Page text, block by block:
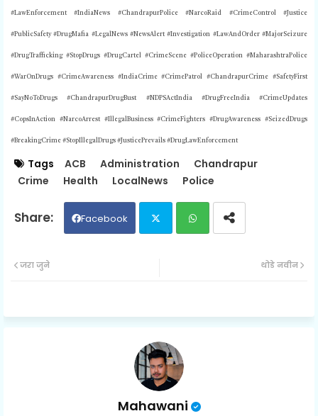
#LawEnforcement #IndiaNews #ChandrapurPolice #NarcoRaid #CrimeControl #Justice
#PublicSafety #DrugMafia #LegalNews #NewsAlert #Investigation #LawAndOrder #MajorSeizure
#DrugTrafficking #StopDrugs #DrugCartel #CrimeScene #PoliceOperation #MaharashtraPolice
#WarOnDrugs #CrimeAwareness #IndiaCrime #CrimePatrol #ChandrapurCrime #SafetyFirst
#SayNoToDrugs #ChandrapurDrugBust #NDPSActIndia #DrugFreeIndia #CrimeUpdates
#CopsInAction #NarcoArrest #IllegalBusiness #CrimeFighters #DrugAwareness #SeizedDrugs
#BreakingCrime #StopIllegalDrugs #JusticePrevails #DrugLawEnforcement
Tags ACB Administration
Chandrapur
Crime
Health LocalNews Police
Facebook
ap
थोडे नवीन
जरा जुने
Mahawani